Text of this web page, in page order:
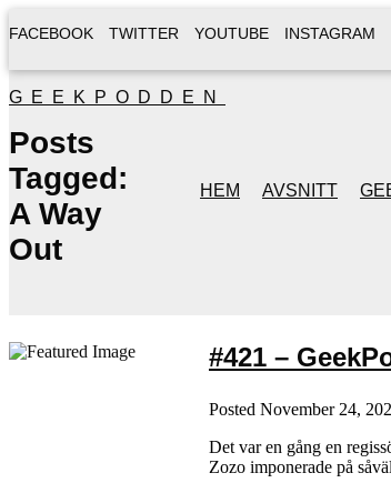
FACEBOOK TWITTER YOUTUBE INSTAGRAM
GEEKPODDEN
HEM AVSNITT
Posts
Tagged:
A Way
Out
#421 –
Posted November 24,
Det var en gång en
Zozo imponerade på